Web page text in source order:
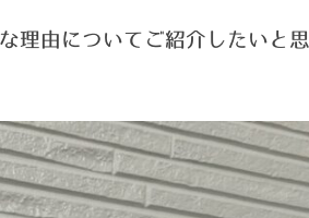
理由についてご紹介したいと思